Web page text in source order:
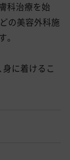
科治療を始
どの美容外科施
身に着けるこ